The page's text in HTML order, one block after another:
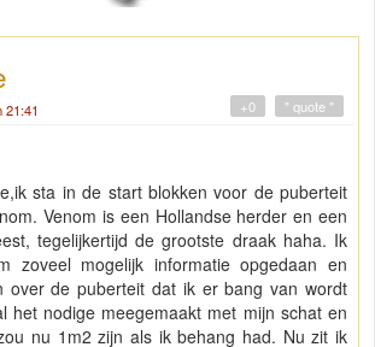
21:41 " quote "
+0
sta in de start blokken voor de puberteit
Venom is een Hollandse herder en een
tegelijkertijd de grootste draak haha. Ik
zoveel mogelijk informatie opgedaan en
over de puberteit dat ik er bang van wordt
het nodige meegemaakt met mijn schat en
nu 1m2 zijn als ik behang had. Nu zit ik